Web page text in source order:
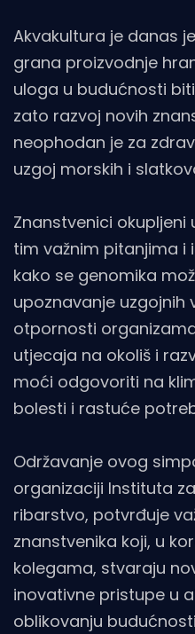
Akvakultura je danas
grana proizvodnje
uloga u budućnosti
zato razvoj novih
neophodan je za
uzgoj morskih i
Znanstvenici
tim važnim pitanjima i
kako se genomika
upoznavanje uzgojnih
otpornosti
utjecaja na okoliš i
moći odgovoriti na
bolesti i rastuće
Održavanje ovog
organizaciji Instituta
ribarstvo, potvrđuje
znanstvenika koji, u
kolegama, stvaraju
inovativne pristupe u
oblikovanju